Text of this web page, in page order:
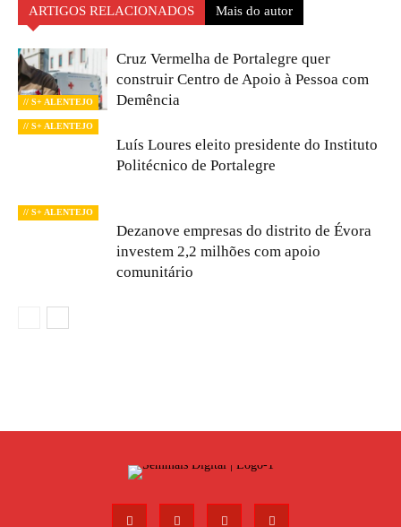
ARTIGOS RELACIONADOS Mais do autor
// S+ ALENTEJO
Cruz Vermelha de Portalegre quer
construir Centro de Apoio à Pessoa com
Demência
// S+ ALENTEJO
Luís Loures eleito presidente do Instituto
Politécnico de Portalegre
// S+ ALENTEJO
Dezanove empresas do distrito de Évora
investem 2,2 milhões com apoio
comunitário